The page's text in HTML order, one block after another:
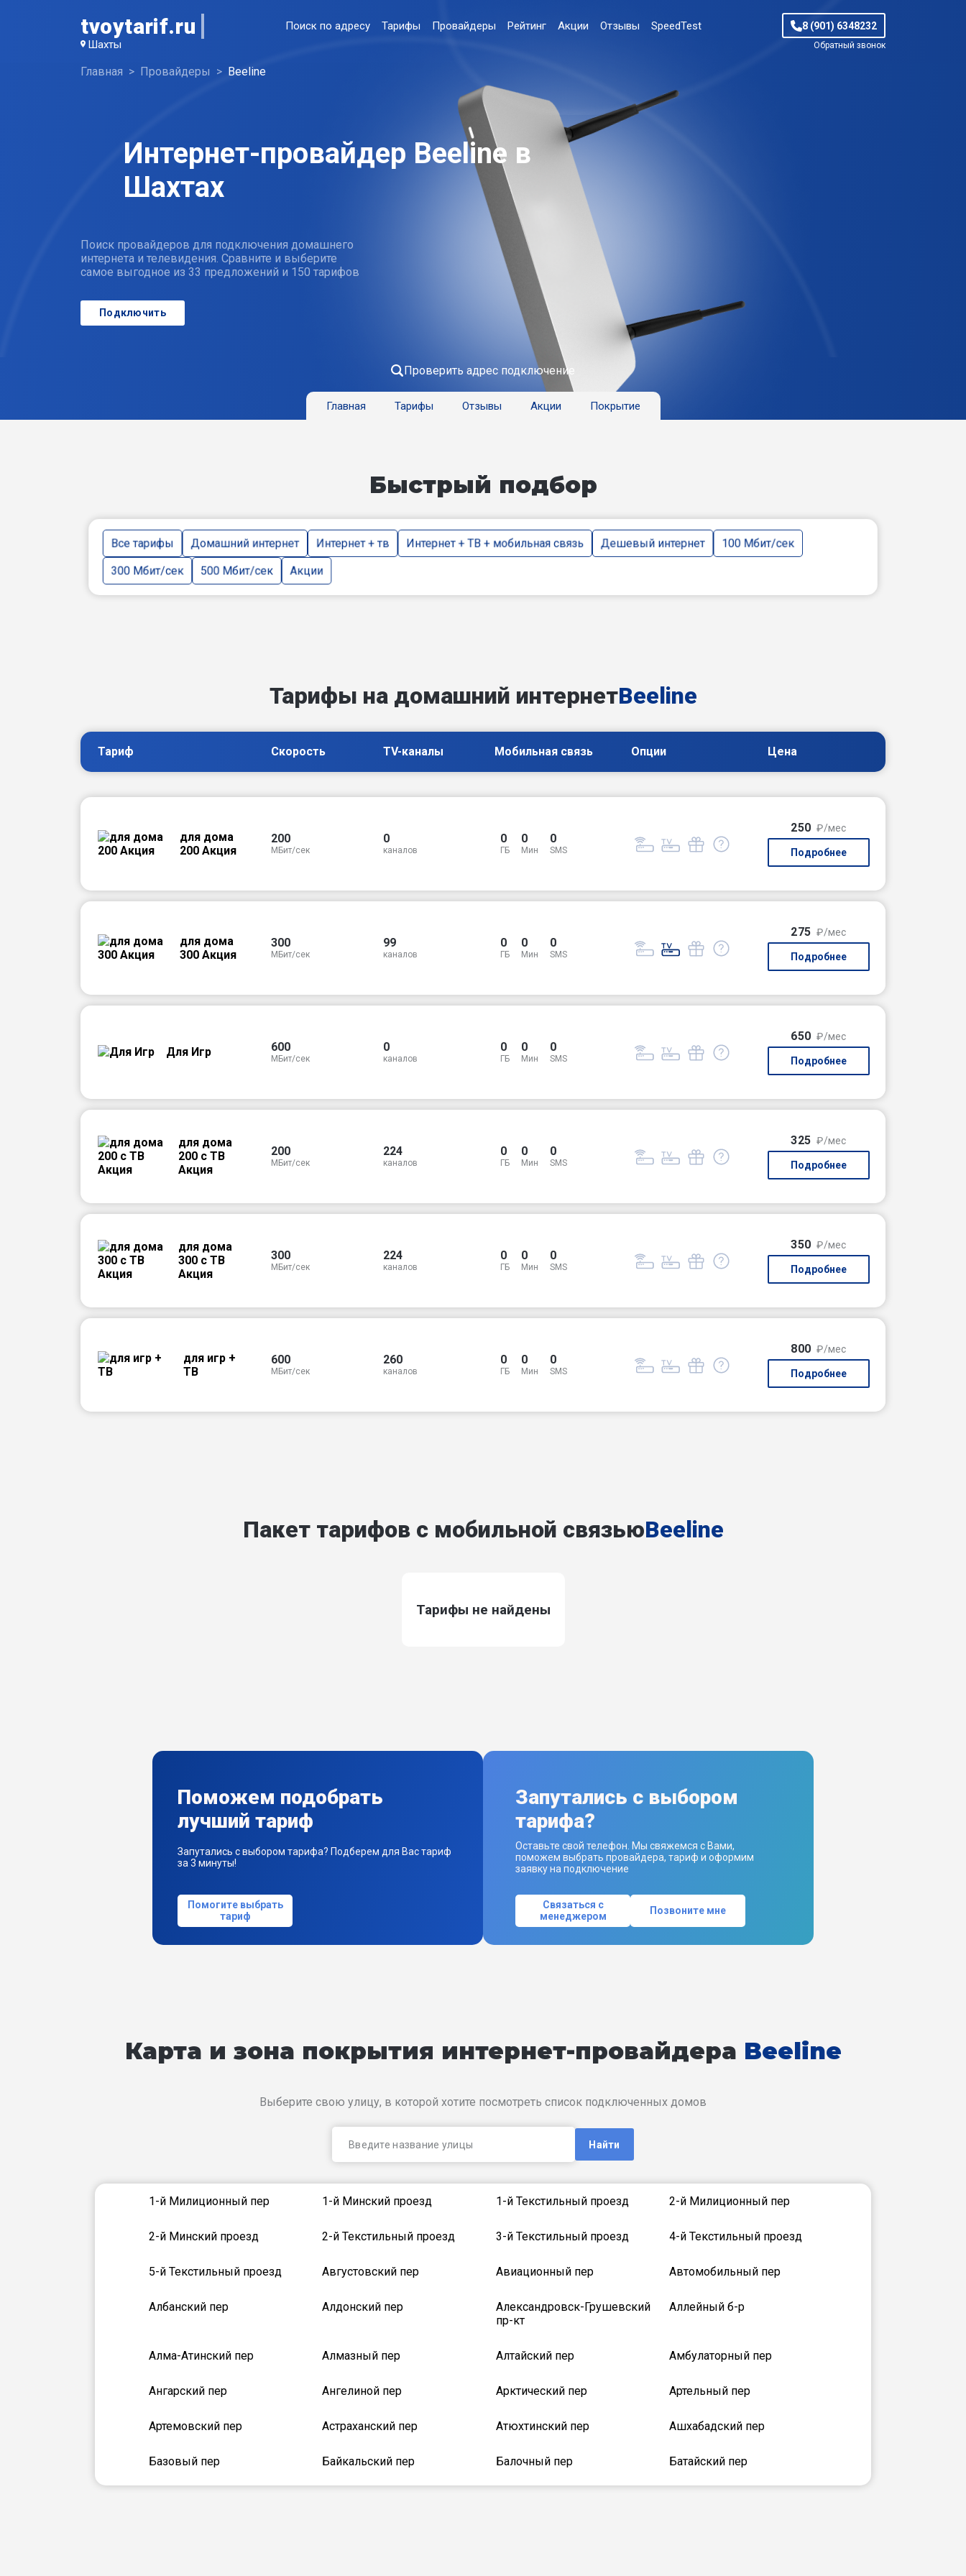
tvoytarif.ru
Шахты
Поиск по адресу Тарифы Провайдеры Рейтинг Акции Отзывы SpeedTest 8 (901) 6348232
Обратный звонок
Главная Провайдеры Beeline
Интернет-провайдер Beeline в
Шахтах
Поиск провайдеров для подключения домашнего
интернета и телевидения. Сравните и выберите
самое выгодное из 33 предложений и 150 тарифов
Подключить
Проверить адрес подключение
Главная Тарифы Отзывы Акции Покрытие
Быстрый подбор
Все тарифы Домашний интернет Интернет + тв Интернет + ТВ + мобильная связь Дешевый интернет 100 Мбит/сек
300 Мбит/сек 500 Мбит/сек Акции
Тарифы на домашний интернетBeeline
Тариф Скорость TV-каналы Мобильная связь Опции Цена
для дома
200 Акция
200
МБит/сек
0
каналов
0
ГБ
0
Мин
0
SMS
250 ₽/мес
Подробнее
для дома
300 Акция
300
МБит/сек
99
каналов
0
ГБ
0
Мин
0
SMS
275 ₽/мес
Подробнее
Для Игр 600
МБит/сек
0
каналов
0
ГБ
0
Мин
0
SMS
650 ₽/мес
Подробнее
для дома
200 с ТВ
Акция
200
МБит/сек
224
каналов
0
ГБ
0
Мин
0
SMS
325 ₽/мес
Подробнее
для дома
300 с ТВ
Акция
300
МБит/сек
224
каналов
0
ГБ
0
Мин
0
SMS
350 ₽/мес
Подробнее
для игр +
ТВ
600
МБит/сек
260
каналов
0
ГБ
0
Мин
0
SMS
800 ₽/мес
Подробнее
Пакет тарифов с мобильной связьюBeeline
Тарифы не найдены
Поможем подобрать
лучший тариф
Запутались с выбором тарифа? Подберем для Вас тариф
за 3 минуты!
Помогите выбрать
тариф
Запутались с выбором
тарифа?
Оставьте свой телефон. Мы свяжемся с Вами,
поможем выбрать провайдера, тариф и оформим
заявку на подключение
Связаться с
менеджером
Позвоните мне
Карта и зона покрытия интернет-провайдера Beeline
Выберите свою улицу, в которой хотите посмотреть список подключенных домов
Найти
1-й Милиционный пер 1-й Минский проезд 1-й Текстильный проезд 2-й Милиционный пер
2-й Минский проезд 2-й Текстильный проезд 3-й Текстильный проезд 4-й Текстильный проезд
5-й Текстильный проезд Августовский пер Авиационный пер Автомобильный пер
Албанский пер Алдонский пер
Александровск-Грушевский
пр-кт
Аллейный б-р
Алма-Атинский пер Алмазный пер Алтайский пер Амбулаторный пер
Ангарский пер Ангелиной пер Арктический пер Артельный пер
Артемовский пер Астраханский пер Атюхтинский пер Ашхабадский пер
Базовый пер Байкальский пер Балочный пер Батайский пер